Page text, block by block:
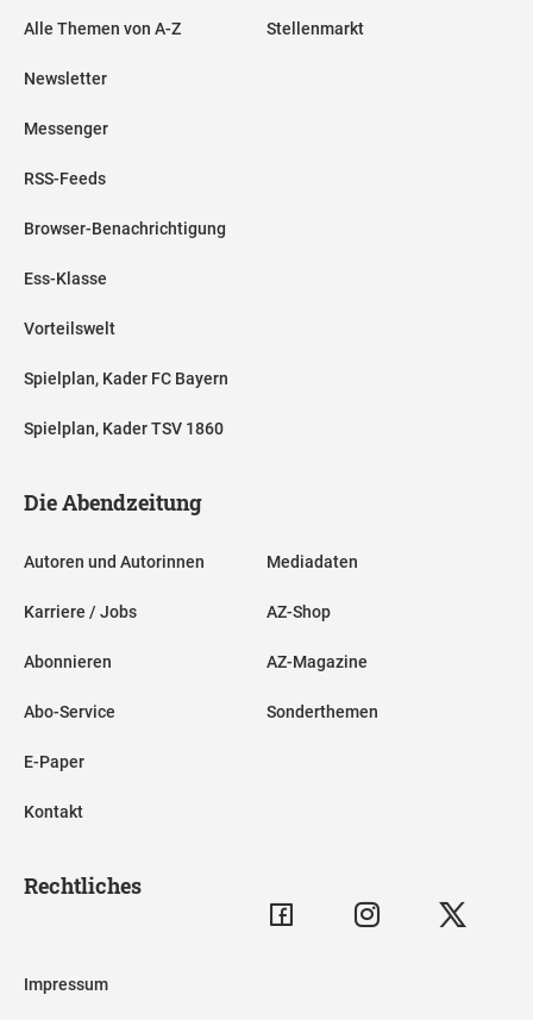
Alle Themen von A-Z
Newsletter
Messenger
RSS-Feeds
Browser-Benachrichtigung
Ess-Klasse
Vorteilswelt
Spielplan, Kader FC Bayern
Spielplan, Kader TSV 1860
Stellenmarkt
Die Abendzeitung
Autoren und Autorinnen
Karriere / Jobs
Abonnieren
Abo-Service
E-Paper
Kontakt
Mediadaten
AZ-Shop
AZ-Magazine
Sonderthemen
Rechtliches
Impressum